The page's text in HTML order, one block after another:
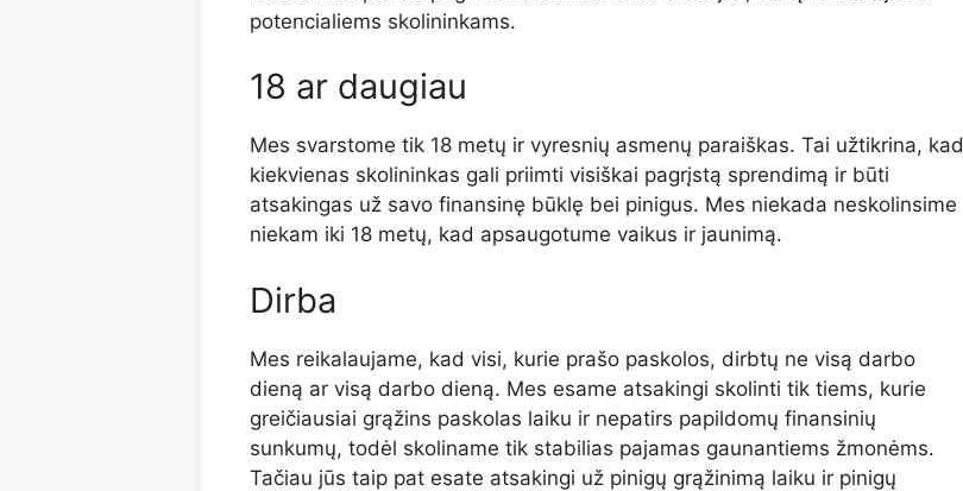
potencialiems skolininkams.
18 ar daugiau
Mes svarstome tik 18 metų ir vyresnių asmenų paraiškas. Tai užtikrina, kad
kiekvienas skolininkas gali priimti visiškai pagrįstą sprendimą ir būti
atsakingas už savo finansinę būklę bei pinigus. Mes niekada neskolinsime
niekam iki 18 metų, kad apsaugotume vaikus ir jaunimą.
Dirba
Mes reikalaujame, kad visi, kurie prašo paskolos, dirbtų ne visą darbo
dieną ar visą darbo dieną. Mes esame atsakingi skolinti tik tiems, kurie
greičiausiai grąžins paskolas laiku ir nepatirs papildomų finansinių
sunkumų, todėl skoliname tik stabilias pajamas gaunantiems žmonėms.
Tačiau jūs taip pat esate atsakingi už pinigų grąžinimą laiku ir pinigų